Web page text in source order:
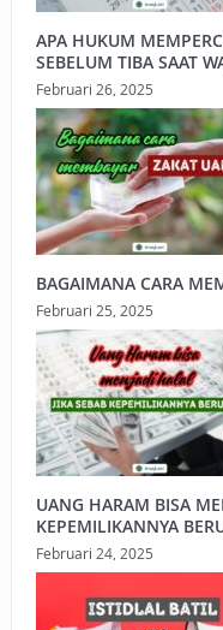
APA HUKUM
SEBELUM TIBA SAAT
Februari 26, 2025
BAGAIMANA CARA
Februari 25, 2025
UANG HARAM BISA
KEPEMILIKANNYA
Februari 24, 2025